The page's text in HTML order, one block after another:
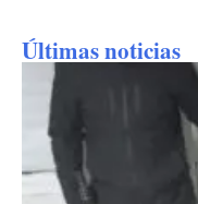
Últimas noticias